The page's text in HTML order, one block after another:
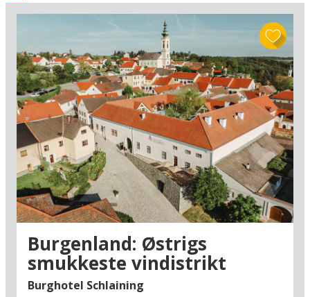
Burgenland: Østrigs
smukkeste vindistrikt
Burghotel Schlaining